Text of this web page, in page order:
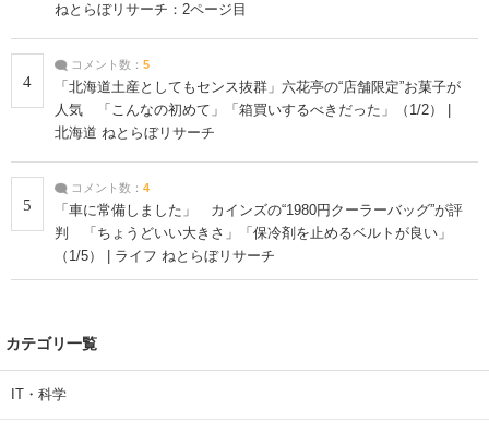
ねとらぼリサーチ：2ページ目
4
コメント数： 5
「北海道土産としてもセンス抜群」六花亭の“店舗限定”お菓子が
人気 「こんなの初めて」「箱買いするべきだった」（1/2） |
北海道 ねとらぼリサーチ
5
コメント数： 4
「車に常備しました」 カインズの“1980円クーラーバッグ”が評
判 「ちょうどいい大きさ」「保冷剤を止めるベルトが良い」
（1/5） | ライフ ねとらぼリサーチ
カテゴリ一覧
IT・科学